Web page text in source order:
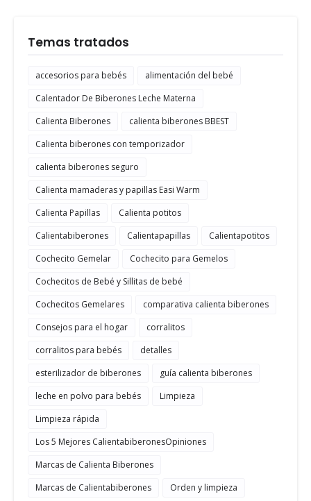
Temas tratados
accesorios para bebés
alimentación del bebé
Calentador De Biberones Leche Materna
Calienta Biberones
calienta biberones BBEST
Calienta biberones con temporizador
calienta biberones seguro
Calienta mamaderas y papillas Easi Warm
Calienta Papillas
Calienta potitos
Calientabiberones
Calientapapillas
Calientapotitos
Cochecito Gemelar
Cochecito para Gemelos
Cochecitos de Bebé y Sillitas de bebé
Cochecitos Gemelares
comparativa calienta biberones
Consejos para el hogar
corralitos
corralitos para bebés
detalles
esterilizador de biberones
guía calienta biberones
leche en polvo para bebés
Limpieza
Limpieza rápida
Los 5 Mejores CalientabiberonesOpiniones
Marcas de Calienta Biberones
Marcas de Calientabiberones
Orden y limpieza